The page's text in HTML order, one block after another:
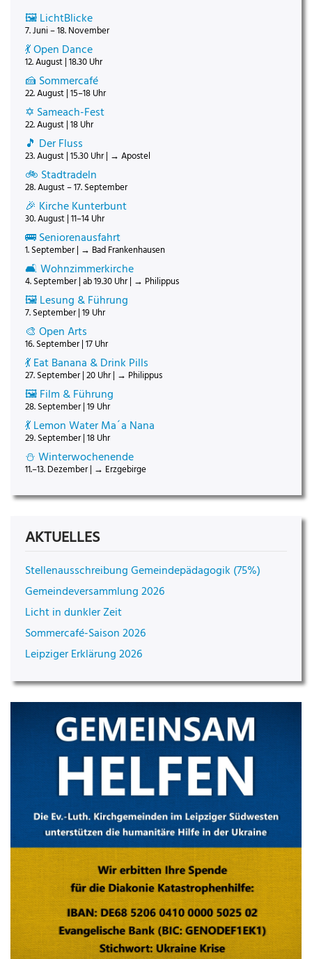
🖼️ LichtBlicke
7. Juni – 18. November
💃 Open Dance
12. August | 18.30 Uhr
🍰 Sommercafé
22. August | 15–18 Uhr
✡️ Sameach-Fest
22. August | 18 Uhr
🎵 Der Fluss
23. August | 15.30 Uhr | → Apostel
🚲 Stadtradeln
28. August – 17. September
🎉 Kirche Kunterbunt
30. August | 11–14 Uhr
🚌 Seniorenausfahrt
1. September | → Bad Frankenhausen
🛋️ Wohnzimmerkirche
4. September | ab 19.30 Uhr | → Philippus
🖼️ Lesung & Führung
7. September | 19 Uhr
🎨 Open Arts
16. September | 17 Uhr
💃 Eat Banana & Drink Pills
27. September | 20 Uhr | → Philippus
🖼️ Film & Führung
28. September | 19 Uhr
💃 Lemon Water Ma´a Nana
29. September | 18 Uhr
⛄ Winterwochenende
11.–13. Dezember | → Erzgebirge
AKTUELLES
Stellenausschreibung Gemeindepädagogik (75%)
Gemeindeversammlung 2026
Licht in dunkler Zeit
Sommercafé-Saison 2026
Leipziger Erklärung 2026